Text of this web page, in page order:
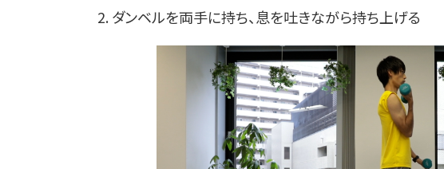
2. ダンベルを両手に持ち、息を吐きながら持ち上げる